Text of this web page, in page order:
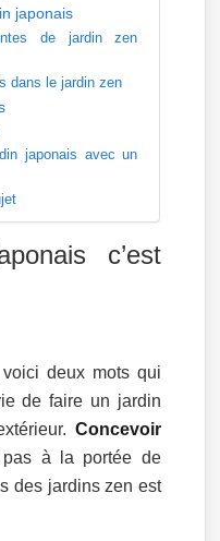
japonais
de jardin zen
dans le jardin zen
japonais avec un
c’est
deux mots qui
de faire un jardin
Concevoir
à la portée de
des jardins zen est